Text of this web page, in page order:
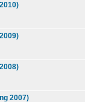
2007)